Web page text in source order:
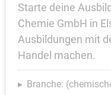
Starte deine
Chemie GmbH in
Ausbildungen mit
Handel machen.
Branche: